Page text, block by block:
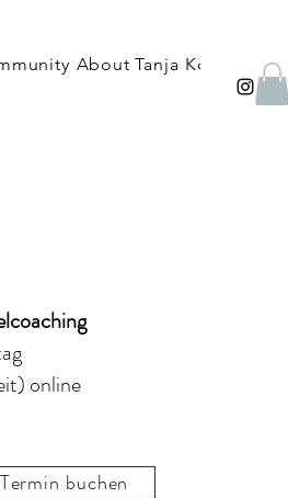
About Tanja Kontakt FAQ
online
Termin buchen